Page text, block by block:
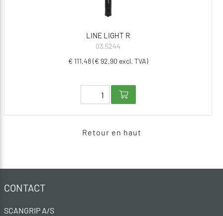
LINE LIGHT R
03.5244
€ 111,48 (€ 92,90 excl. TVA)
Retour en haut
CONTACT
SCANGRIP A/S